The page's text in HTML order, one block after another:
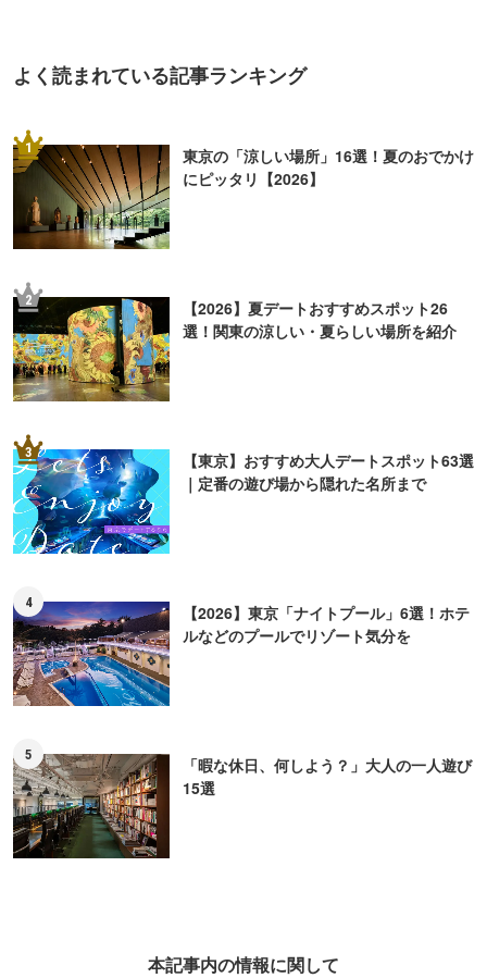
よく読まれている記事ランキング
1
東京の「涼しい場所」16選！夏のおでかけ
にピッタリ【2026】
2
【2026】夏デートおすすめスポット26
選！関東の涼しい・夏らしい場所を紹介
3
【東京】おすすめ大人デートスポット63選
｜定番の遊び場から隠れた名所まで
4
【2026】東京「ナイトプール」6選！ホテ
ルなどのプールでリゾート気分を
5
「暇な休日、何しよう？」大人の一人遊び
15選
本記事内の情報に関して